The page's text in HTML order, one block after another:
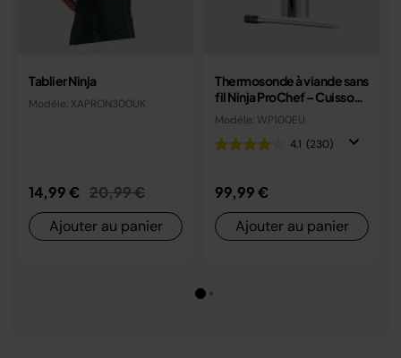
Tablier Ninja
Modèle: XAPRON300UK
14,99 € Prix réduit de
20,99 €au
Ajouter au panier
Thermosonde à viande sans
fil Ninja ProChef – Cuisson
précise au degré près
WP100EU
Modèle: WP100EU
4.1 (230)
99,99 €
Ajouter au panier